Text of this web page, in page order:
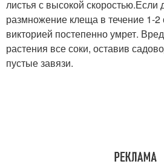
листья с высокой скоростью.Если
размножение клеща в течение 1-2
викторией постепенно умрет.
растения все соки, оставив
пустые завязи.